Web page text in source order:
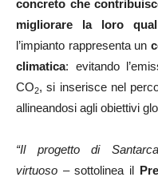
concreto che
migliorare la loro
l’impianto rappresenta un
climatica: evitando
CO2, si inserisce nel
allineandosi agli obiettivi
“Il progetto di
virtuoso – sottolinea il